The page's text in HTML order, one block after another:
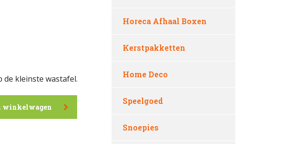
de kleinste wastafel.
winkelwagen
Horeca Afhaal Boxen
Kerstpakketten
Home Deco
Speelgoed
Snoepies